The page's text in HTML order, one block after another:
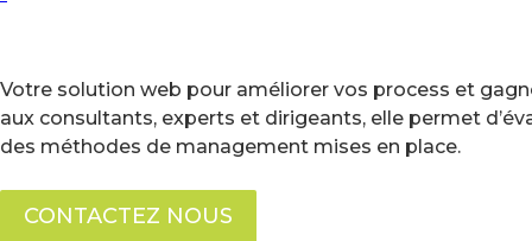
Votre solution web pour améliorer vos process et
aux consultants, experts et dirigeants, elle permet
des méthodes de management mises en place.
CONTACTEZ NOUS